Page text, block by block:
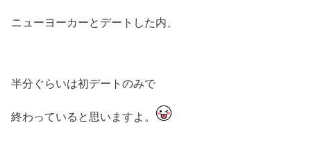
ニューヨーカーとデートした内、
半分ぐらいは初デートのみで
終わっていると思いますよ。